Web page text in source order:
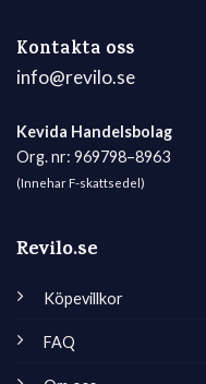
Kontakta oss
info@revilo.se
Kevida Handelsbolag
Org. nr: 969798–8963
(Innehar F-skattsedel)
Revilo.se
Köpevillkor
FAQ